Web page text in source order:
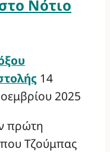
Νότιο
14
2025
πρώτη
Τζούμπας